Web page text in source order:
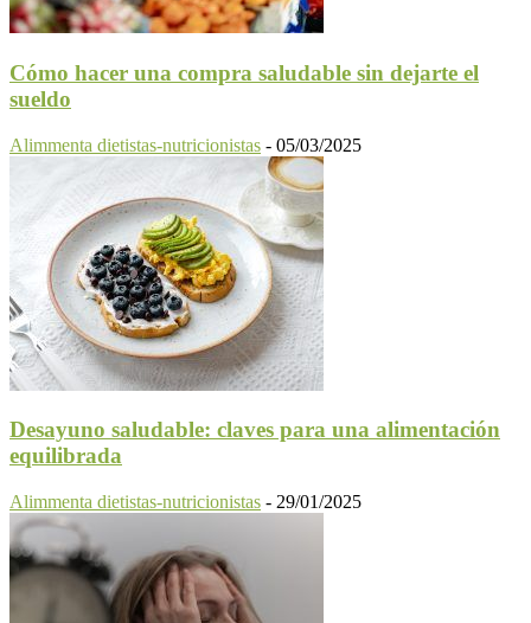
Cómo hacer una compra saludable sin dejarte el
sueldo
Alimmenta dietistas-nutricionistas - 05/03/2025
Desayuno saludable: claves para una alimentación
equilibrada
Alimmenta dietistas-nutricionistas - 29/01/2025